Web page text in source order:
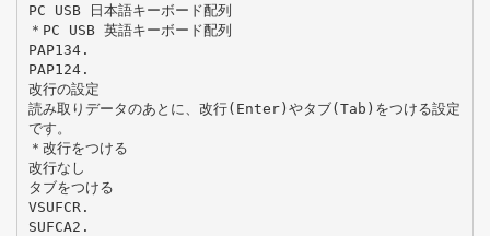
PC USB 日本語キーボード配列
＊PC USB 英語キーボード配列
PAP134.
PAP124.
改行の設定
読み取りデータのあとに、改行(Enter)やタブ(Tab)をつける設定
です。
＊改行をつける
改行なし
タブをつける
VSUFCR.
SUFCA2.